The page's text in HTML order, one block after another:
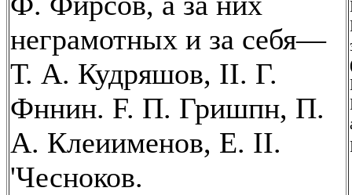
неграмотных и за себя—
Т. А. Кудряшов, II. Г.
Фннин. F. П. Гришпн, П.
А. Клеиименов, Е. II.
'Чесноков.